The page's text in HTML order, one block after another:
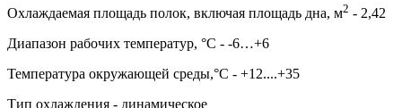
Охлаждаемая площадь полок, включая площадь дна, м2 - 2,42
Диапазон рабочих температур, °C - -6…+6
Температура окружающей среды,°C - +12....+35
Тип охлаждения - динамическое